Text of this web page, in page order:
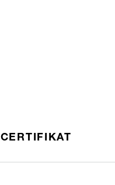
CERTIFIKAT